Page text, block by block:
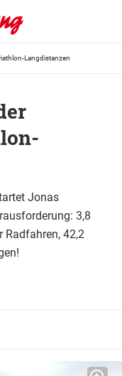
Langdistanzen
Jonas
3,8
Radfahren, 42,2